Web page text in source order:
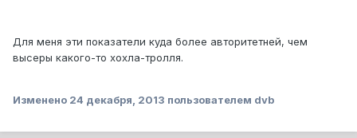
Для меня эти показатели куда более авторитетней, чем
высеры какого-то хохла-тролля.
Изменено 24 декабря, 2013 пользователем dvb